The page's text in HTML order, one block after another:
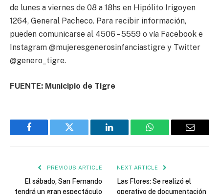
de lunes a viernes de 08 a 18hs en Hipólito Irigoyen
1264, General Pacheco. Para recibir información,
pueden comunicarse al 4506 – 5559 o vía Facebook e
Instagram @mujeresgenerosinfanciastigre y Twitter
@genero_tigre.
FUENTE: Municipio de Tigre
Facebook Twitter LinkedIn WhatsApp Email
PREVIOUS ARTICLE
El sábado, San Fernando
tendrá un gran espectáculo
NEXT ARTICLE
Las Flores: Se realizó el
operativo de documentación